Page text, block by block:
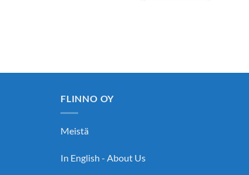
FLINNO OY
Meistä
In English - About Us